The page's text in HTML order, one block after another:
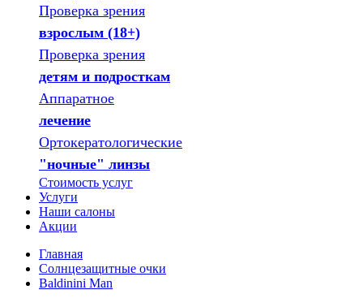
Проверка зрения
взрослым (18+)
Проверка зрения
детям и подросткам
Аппаратное
лечение
Ортокератологические
"ночные" линзы
Стоимость услуг
Услуги
Наши салоны
Акции
Главная
Солнцезащитные очки
Baldinini Man